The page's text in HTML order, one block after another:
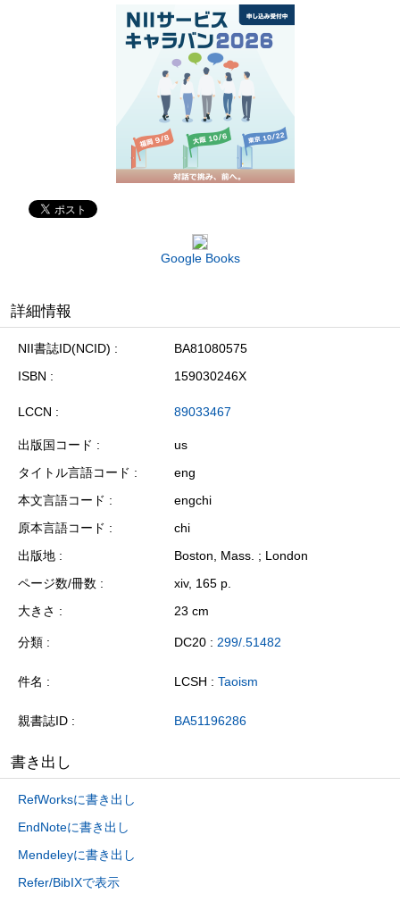
Google Books
詳細情報
NII書誌ID(NCID)
BA81080575
ISBN
159030246X
LCCN 89033467
出版国コード
us
タイトル言語コード
eng
本文言語コード
engchi
原本言語コード
chi
出版地
Boston, Mass. ; London
ページ数/冊数
xiv, 165 p.
大きさ
23 cm
分類 DC20 : 299/.51482
件名 LCSH : Taoism
親書誌ID BA51196286
書き出し
RefWorksに書き出し
EndNoteに書き出し
Mendeleyに書き出し
Refer/BibIXで表示